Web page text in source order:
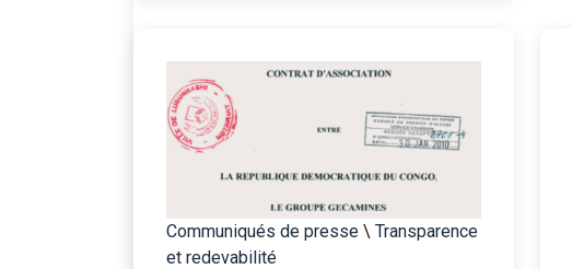
Communiqués de presse \ Transparence
et redevabilité